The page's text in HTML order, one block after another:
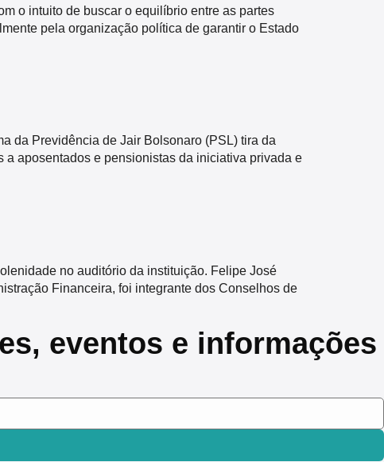
o intuito de buscar o equilíbrio entre as partes
pela organização política de garantir o Estado
da Previdência de Jair Bolsonaro (PSL) tira da
aposentados e pensionistas da iniciativa privada e
no auditório da instituição. Felipe José
Financeira, foi integrante dos Conselhos de
eventos e informações